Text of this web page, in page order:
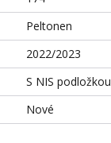
Peltonen
2022/2023
S NIS podložkou
Nové